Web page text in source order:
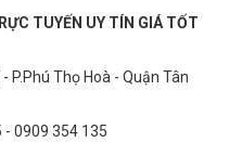
TUYẾN UY TÍN GIÁ TỐT
P.Phú Thọ Hoà - Quận Tân
- 0909 354 135